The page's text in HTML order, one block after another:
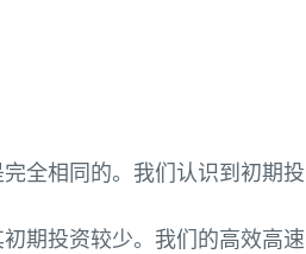
全相同的。我们认识到初期
期投资较少。我们的高效高